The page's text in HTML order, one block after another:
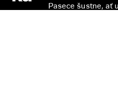
Pasece šustne, ať